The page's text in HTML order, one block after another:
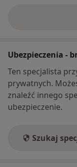
Ubezpieczenia -
Ten specjalista
prywatnych.
znaleźć innego
ubezpieczenie.
Szukaj